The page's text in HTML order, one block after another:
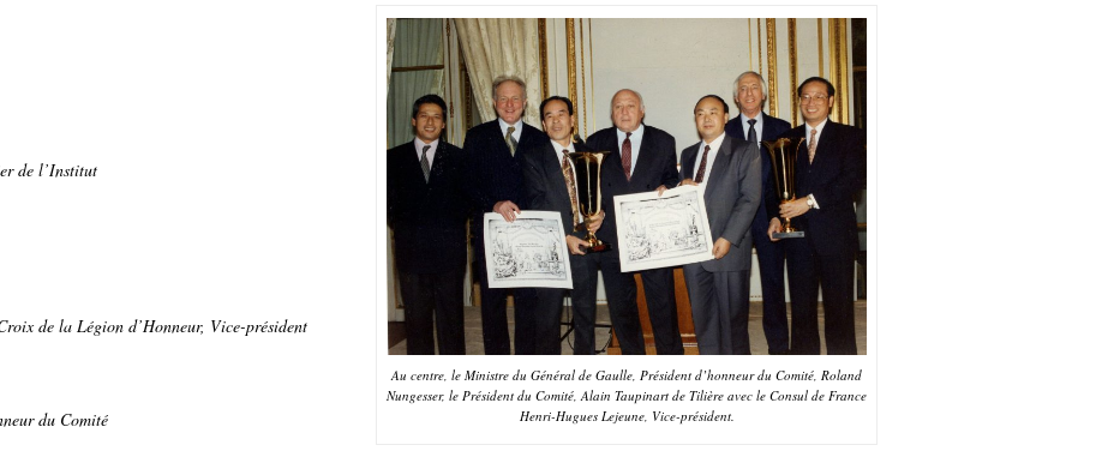
Au centre, le Ministre du Général de Gaulle, Président d’honneur du Comité, Roland
Nungesser, le Président du Comité, Alain Taupinart de Tilière avec le Consul de France
Henri-Hugues Lejeune, Vice-président.
de l’Institut
de la Légion d’Honneur, Vice-président
du Comité